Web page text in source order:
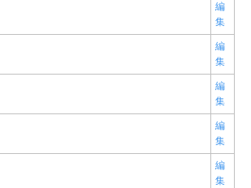
編
集
編
集
編
集
編
集
編
集